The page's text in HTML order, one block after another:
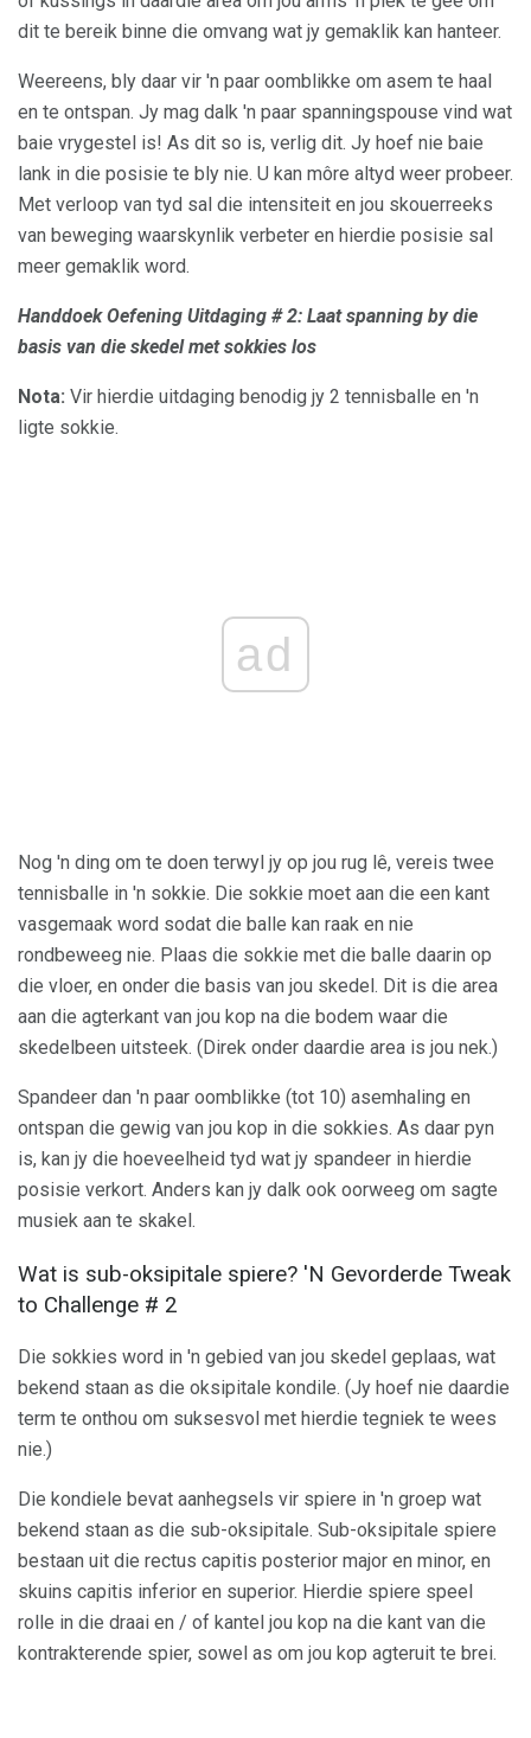
dit te bereik binne die omvang wat jy gemaklik kan hanteer.
Weereens, bly daar vir 'n paar oomblikke om asem te haal
en te ontspan. Jy mag dalk 'n paar spanningspouse vind wat
baie vrygestel is! As dit so is, verlig dit. Jy hoef nie baie
lank in die posisie te bly nie. U kan môre altyd weer probeer.
Met verloop van tyd sal die intensiteit en jou skouerreeks
van beweging waarskynlik verbeter en hierdie posisie sal
meer gemaklik word.
Handdoek Oefening Uitdaging # 2: Laat spanning by die
basis van die skedel met sokkies los
Nota: Vir hierdie uitdaging benodig jy 2 tennisballe en 'n
ligte sokkie.
ad
Nog 'n ding om te doen terwyl jy op jou rug lê, vereis twee
tennisballe in 'n sokkie. Die sokkie moet aan die een kant
vasgemaak word sodat die balle kan raak en nie
rondbeweeg nie. Plaas die sokkie met die balle daarin op
die vloer, en onder die basis van jou skedel. Dit is die area
aan die agterkant van jou kop na die bodem waar die
skedelbeen uitsteek. (Direk onder daardie area is jou nek.)
Spandeer dan 'n paar oomblikke (tot 10) asemhaling en
ontspan die gewig van jou kop in die sokkies. As daar pyn
is, kan jy die hoeveelheid tyd wat jy spandeer in hierdie
posisie verkort. Anders kan jy dalk ook oorweeg om sagte
musiek aan te skakel.
Wat is sub-oksipitale spiere? 'N Gevorderde Tweak
to Challenge # 2
Die sokkies word in 'n gebied van jou skedel geplaas, wat
bekend staan ​​as die oksipitale kondile. (Jy hoef nie daardie
term te onthou om suksesvol met hierdie tegniek te wees
nie.)
Die kondiele bevat aanhegsels vir spiere in 'n groep wat
bekend staan ​​as die sub-oksipitale. Sub-oksipitale spiere
bestaan ​​uit die rectus capitis posterior major en minor, en
skuins capitis inferior en superior. Hierdie spiere speel
rolle in die draai en / of kantel jou kop na die kant van die
kontrakterende spier, sowel as om jou kop agteruit te brei.